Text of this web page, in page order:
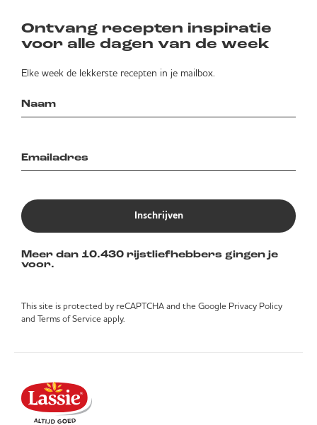
Ontvang recepten inspiratie
voor alle dagen van de week
Elke week de lekkerste recepten in je mailbox.
Inschrijven
Meer dan 10.430 rijstliefhebbers gingen je
voor.
This site is protected by reCAPTCHA and the Google Privacy Policy
and Terms of Service apply.